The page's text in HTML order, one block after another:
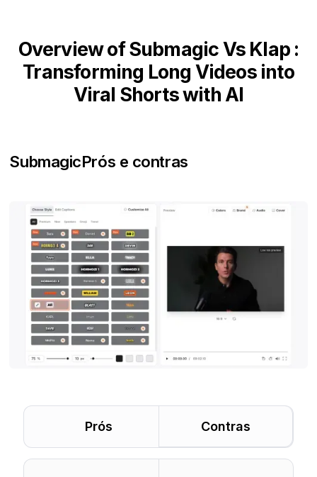
Overview of Submagic Vs Klap :
Transforming Long Videos into
Viral Shorts with AI
SubmagicPrós e contras
Prós Contras